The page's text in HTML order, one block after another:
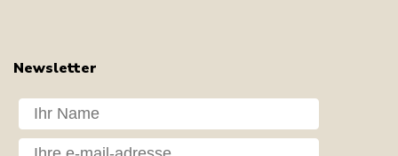
Newsletter
Dit navn
Din e-mail